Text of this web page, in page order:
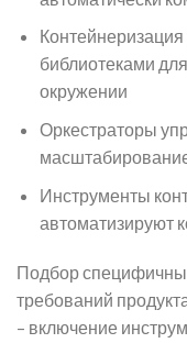
библиотеками
окружении
Оркестраторы
Инструменты
автоматизируют
Подбор
требований
– включение